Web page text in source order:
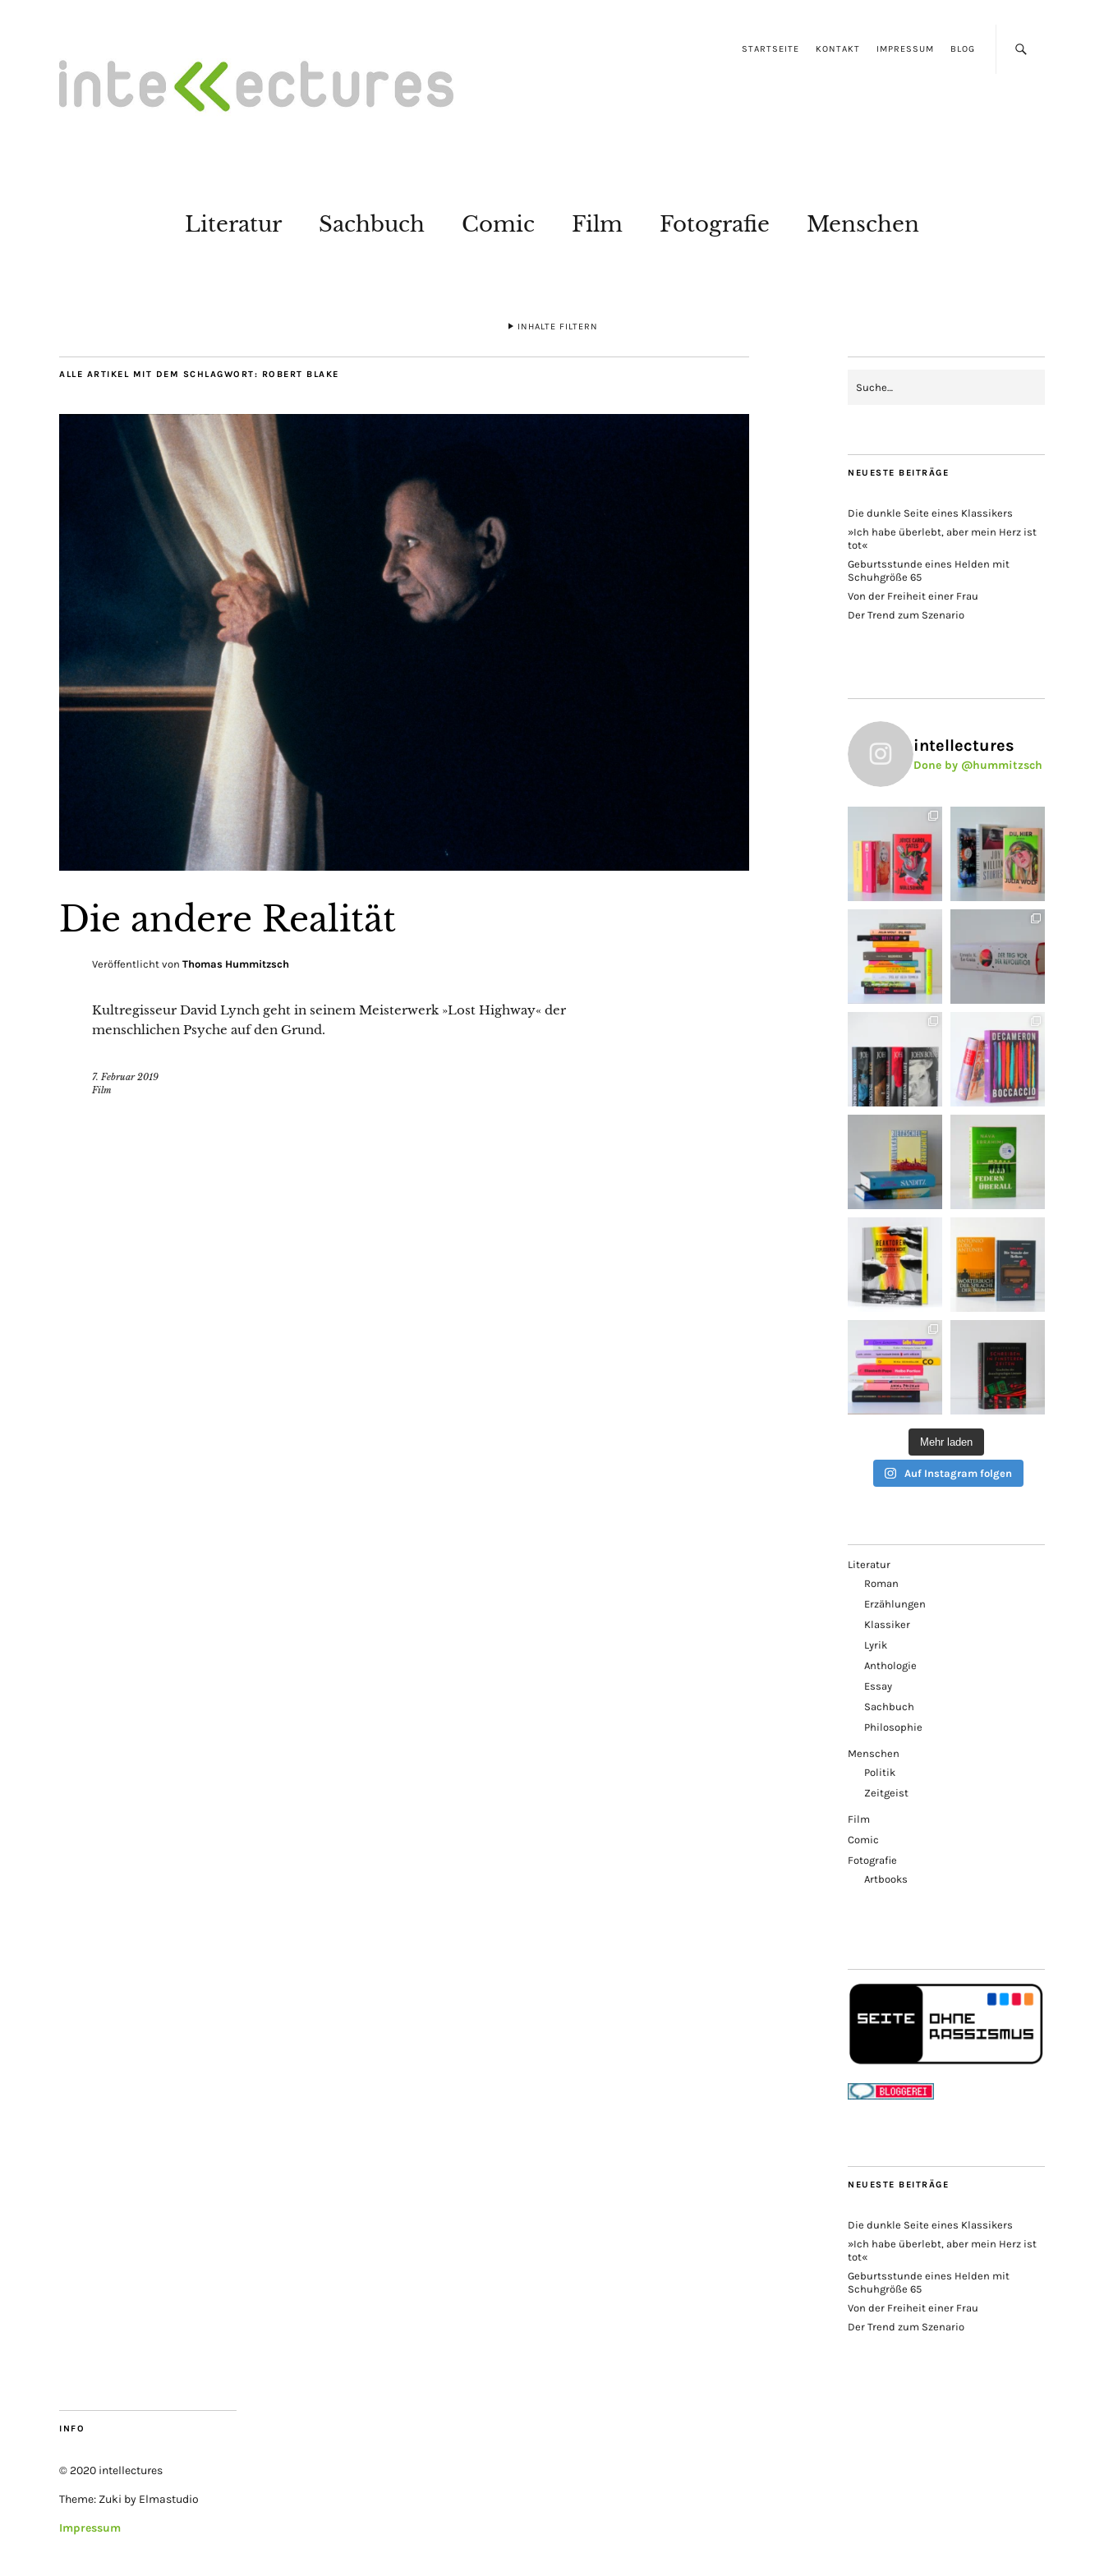
STARTSEITE KONTAKT IMPRESSUM BLOG
Literatur Sachbuch Comic Film Fotografie Menschen
INHALTE FILTERN
ALLE ARTIKEL MIT DEM SCHLAGWORT: ROBERT BLAKE
Die andere Realität
Veröffentlicht von Thomas Hummitzsch
Kultregisseur David Lynch geht in seinem Meisterwerk »Lost Highway« der
menschlichen Psyche auf den Grund.
7. Februar 2019
Film
NEUESTE BEITRÄGE
Die dunkle Seite eines Klassikers
»Ich habe überlebt, aber mein Herz ist
tot«
Geburtsstunde eines Helden mit
Schuhgröße 65
Von der Freiheit einer Frau
Der Trend zum Szenario
intellectures
Done by @hummitzsch
Mehr laden
Auf Instagram folgen
Literatur
Roman
Erzählungen
Klassiker
Lyrik
Anthologie
Essay
Sachbuch
Philosophie
Menschen
Politik
Zeitgeist
Film
Comic
Fotografie
Artbooks
NEUESTE BEITRÄGE
Die dunkle Seite eines Klassikers
»Ich habe überlebt, aber mein Herz ist
tot«
Geburtsstunde eines Helden mit
Schuhgröße 65
Von der Freiheit einer Frau
Der Trend zum Szenario
INFO
© 2020 intellectures
Theme: Zuki by Elmastudio
Impressum